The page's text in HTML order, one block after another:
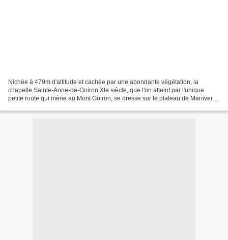
Nichée à 479m d'altitude et cachée par une abondante végétation, la
chapelle Sainte-Anne-de-Goiron XIe siècle, que l'on atteint par l'unique
petite route qui mène au Mont Goiron, se dresse sur le plateau de Manivert,